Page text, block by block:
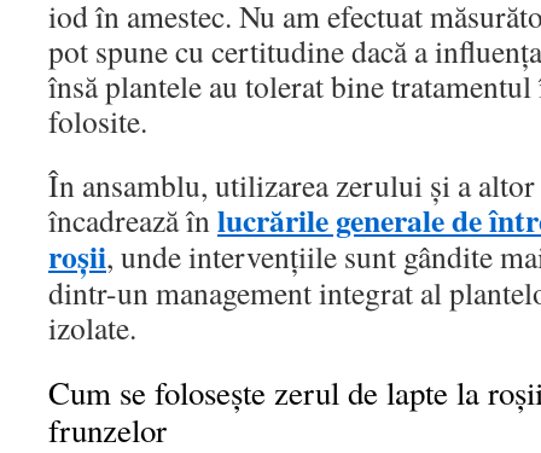
iod în amestec. Nu am efectuat
pot spune cu certitudine dacă a
însă plantele au tolerat bine
folosite.
În ansamblu, utilizarea zerului și a
încadrează înlucrările generale de
roșii, unde intervențiile sunt gândite
dintr-un management integrat al
izolate.
Cum se folosește zerul de lapte la
frunzelor